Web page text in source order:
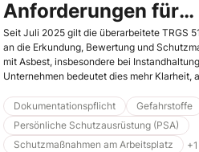
Anforderungen für
Asbestarbeiten seit
Seit Juli 2025 gilt die überarbeitete TRGS
an die Erkundung, Bewertung und
mit Asbest, insbesondere bei
Unternehmen bedeutet dies mehr Klarheit,
Dokumentationspflicht
Gefahrstoffe
Persönliche Schutzausrüstung (PSA)
Schutzmaßnahmen am Arbeitsplatz
+1